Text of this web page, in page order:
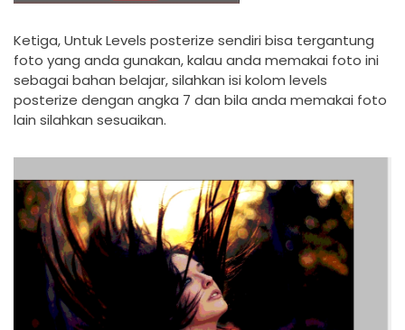
Ketiga, Untuk Levels posterize sendiri bisa tergantung
foto yang anda gunakan, kalau anda memakai foto ini
sebagai bahan belajar, silahkan isi kolom levels
posterize dengan angka 7 dan bila anda memakai foto
lain silahkan sesuaikan.